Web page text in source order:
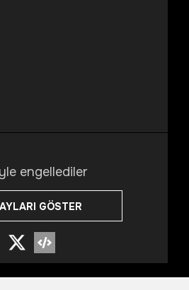
engellediler
GÖSTER